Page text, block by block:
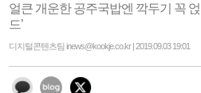
얼큰 개운한 공주국밥엔 깍두기 꼭
드’
디지털콘텐츠팀 inews@kookje.co.kr | 2019.09.03 19:01